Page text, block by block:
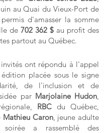
au Quai du Vieux-Port de
d'amasser la somme
de 702 362 $ au profit des
partout au Québec.
invités ont répondu à l'appel
placée sous le signe
de l'inclusion et de
par Marjolaine Hudon,
RBC du Québec,
Mathieu Caron, jeune adulte
a rassemblé des